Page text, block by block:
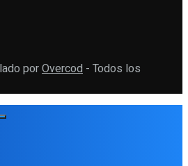
porOvercod - Todos los